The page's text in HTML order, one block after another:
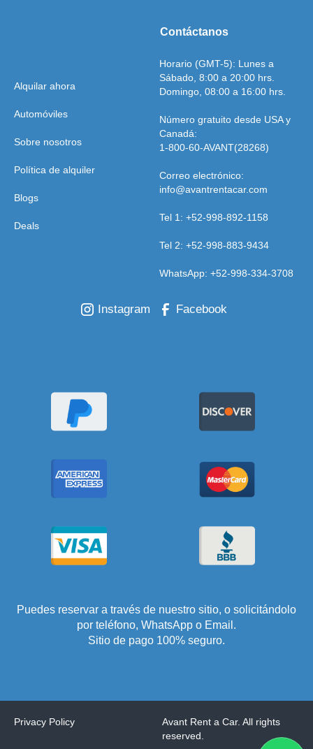
Alquilar ahora
Automóviles
Sobre nosotros
Política de alquiler
Blogs
Deals
Contáctanos
Horario (GMT-5): Lunes a
Sábado, 8:00 a 20:00 hrs.
Domingo, 08:00 a 16:00 hrs.
Número gratuito desde USA y
Canadá:
1-800-60-AVANT(28268)
Correo electrónico:
info@avantrentacar.com
Tel 1: +52-998-892-1158
Tel 2: +52-998-883-9434
WhatsApp: +52-998-334-3708
Instagram Facebook
Puedes reservar a través de nuestro sitio, o solicitándolo
por teléfono, WhatsApp o Email.
Sitio de pago 100% seguro.
Privacy Policy
Avant Rent a Car. All rights
reserved.